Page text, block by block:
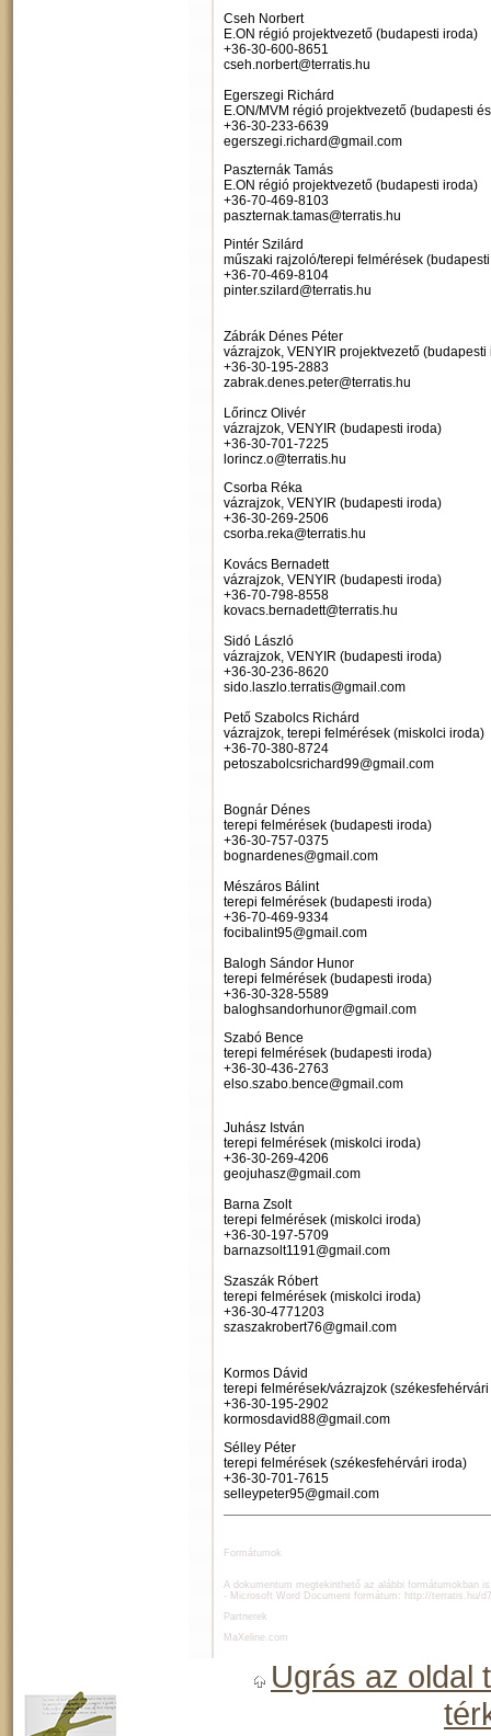
Cseh Norbert
E.ON régió projektvezető (budapesti iroda)
+36-30-600-8651
cseh.norbert@terratis.hu
Egerszegi Richárd
E.ON/MVM régió projektvezető (budapesti
+36-30-233-6639
egerszegi.richard@gmail.com
Paszternák Tamás
E.ON régió projektvezető (budapesti iroda)
+36-70-469-8103
paszternak.tamas@terratis.hu
Pintér Szilárd
műszaki rajzoló/terepi felmérések
+36-70-469-8104
pinter.szilard@terratis.hu
Zábrák Dénes Péter
vázrajzok, VENYIR projektvezető (budapesti
+36-30-195-2883
zabrak.denes.peter@terratis.hu
Lőrincz Olivér
vázrajzok, VENYIR (budapesti iroda)
+36-30-701-7225
lorincz.o@terratis.hu
Csorba Réka
vázrajzok, VENYIR (budapesti iroda)
+36-30-269-2506
csorba.reka@terratis.hu
Kovács Bernadett
vázrajzok, VENYIR (budapesti iroda)
+36-70-798-8558
kovacs.bernadett@terratis.hu
Sidó László
vázrajzok, VENYIR (budapesti iroda)
+36-30-236-8620
sido.laszlo.terratis@gmail.com
Pető Szabolcs Richárd
vázrajzok, terepi felmérések (miskolci iroda)
+36-70-380-8724
petoszabolcsrichard99@gmail.com
Bognár Dénes
terepi felmérések (budapesti iroda)
+36-30-757-0375
bognardenes@gmail.com
Mészáros Bálint
terepi felmérések (budapesti iroda)
+36-70-469-9334
focibalint95@gmail.com
Balogh Sándor Hunor
terepi felmérések (budapesti iroda)
+36-30-328-5589
baloghsandorhunor@gmail.com
Szabó Bence
terepi felmérések (budapesti iroda)
+36-30-436-2763
elso.szabo.bence@gmail.com
Juhász István
terepi felmérések (miskolci iroda)
+36-30-269-4206
geojuhasz@gmail.com
Barna Zsolt
terepi felmérések (miskolci iroda)
+36-30-197-5709
barnazsolt1191@gmail.com
Szaszák Róbert
terepi felmérések (miskolci iroda)
+36-30-4771203
szaszakrobert76@gmail.com
Kormos Dávid
terepi felmérések/vázrajzok
+36-30-195-2902
kormosdavid88@gmail.com
Sélley Péter
terepi felmérések (székesfehérvári iroda)
+36-30-701-7615
selleypeter95@gmail.com
Formátumok
A dokumentum megtekinthető az alábbi formátumokban
- Microsoft Word Document formátum: http://terratis.hu/
Partnerek
MaXeline.com
Ugrás az oldal